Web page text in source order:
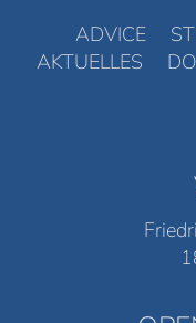
ADVICE
AKTUELLES